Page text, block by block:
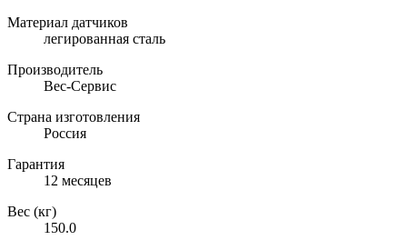
Материал датчиков
легированная сталь
Производитель
Вес-Сервис
Страна изготовления
Россия
Гарантия
12 месяцев
Вес (кг)
150.0